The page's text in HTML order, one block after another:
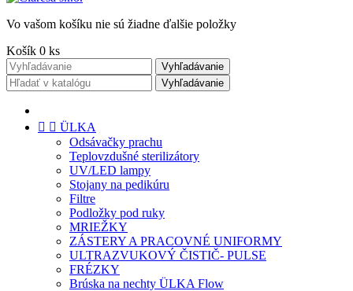
Vo vašom košíku nie sú žiadne ďalšie položky
Košík 0 ks
Vyhľadávanie
Vyhľadávanie
  ÜLKA
Odsávačky prachu
Teplovzdušné sterilizátory
UV/LED lampy
Stojany na pedikúru
Filtre
Podložky pod ruky
MRIEŽKY
ZÁSTERY A PRACOVNÉ UNIFORMY
ULTRAZVUKOVÝ ČISTIČ- PULSE
FRÉZKY
Brúska na nechty ÜLKA Flow